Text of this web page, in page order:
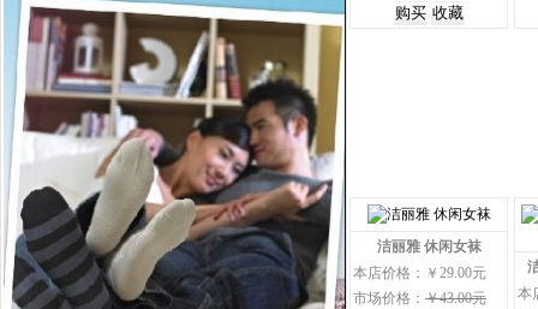
洁丽雅 休闲女袜
本店价格：￥29.00元
市场价格： ￥43.00元
本